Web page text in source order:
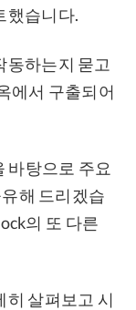
했습니다.
동하는지 묻고
에서 구출되어
바탕으로 주요
해 드리겠습
의 또 다른
히 살펴보고 시